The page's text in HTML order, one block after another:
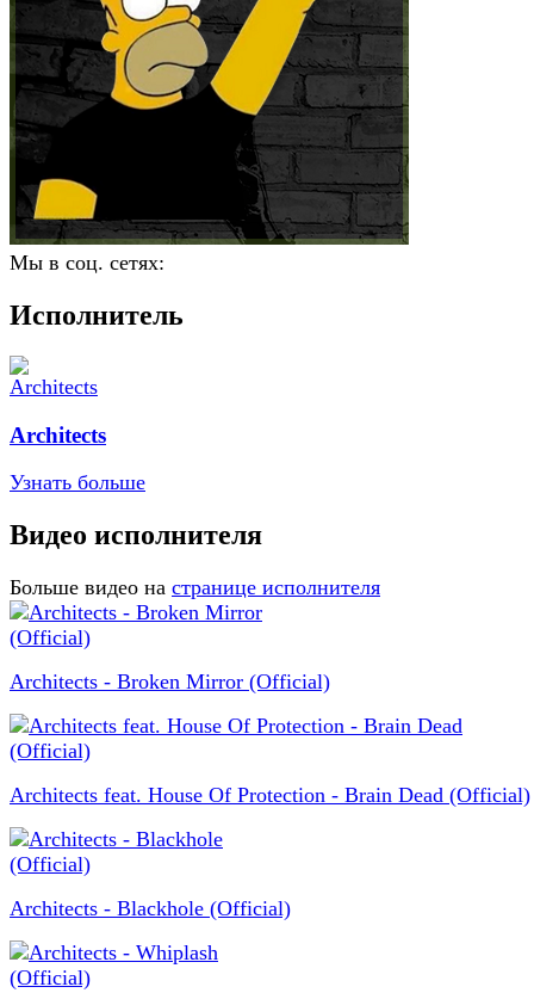
Мы в соц. сетях:
Исполнитель
Architects
Узнать больше
Видео исполнителя
Больше видео на странице исполнителя
Architects - Broken Mirror (Official)
Architects feat. House Of Protection - Brain Dead (Official)
Architects - Blackhole (Official)